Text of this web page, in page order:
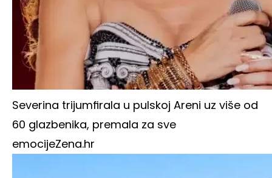
Severina trijumfirala u pulskoj Areni uz više od
60 glazbenika, premala za sve
emocijeZena.hr